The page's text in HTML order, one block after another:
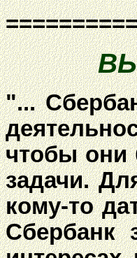
"...
чтобы они
задачи.
кому-то
Сбербанк